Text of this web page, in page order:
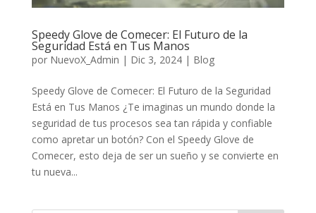
Speedy Glove de Comecer: El Futuro de la
Seguridad Está en Tus Manos
por NuevoX_Admin | Dic 3, 2024| Blog
Speedy Glove de Comecer: El Futuro de la Seguridad
Está en Tus Manos ¿Te imaginas un mundo donde la
seguridad de tus procesos sea tan rápida y confiable
como apretar un botón? Con el Speedy Glove de
Comecer, esto deja de ser un sueño y se convierte en
tu nueva...